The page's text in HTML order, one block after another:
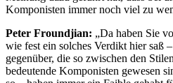
Komponisten immer noch viel zu
Peter Froundjian: „Da haben Sie
wie fest ein solches Verdikt hier saß
gegenüber, die so zwischen den
bedeutende Komponisten gewesen